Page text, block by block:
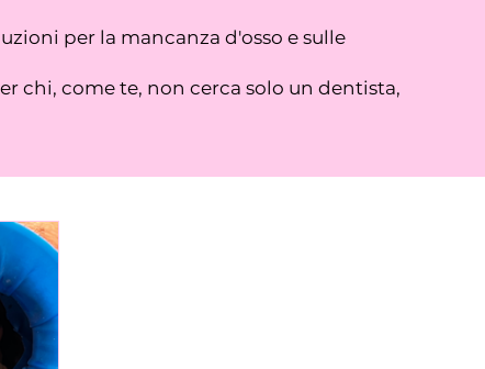
per la mancanza d'osso e sulle
chi, come te, non cerca solo un dentista,